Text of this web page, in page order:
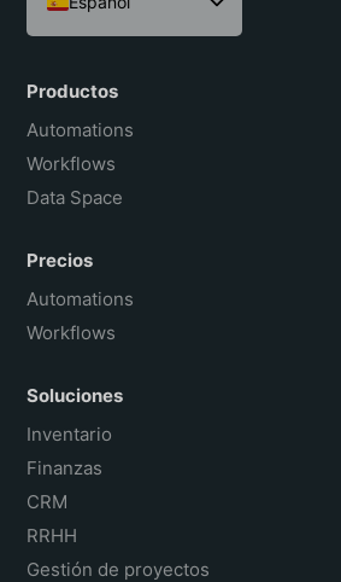
English
Português do Brasil
Français
Productos
Automations
Workflows
Data Space
Precios
Automations
Workflows
Soluciones
Inventario
Finanzas
CRM
RRHH
Gestión de proyectos